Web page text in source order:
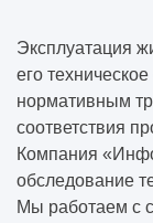
Эксплуатация
его
нормативным
соответствия
Компания
обследование
Мы работаем с